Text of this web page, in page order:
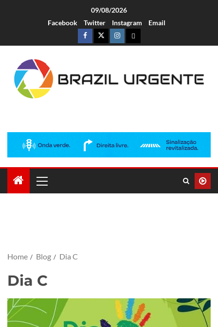
09/08/2026
Facebook
Twitter Instagram Email
Home Blog Dia C
Dia C